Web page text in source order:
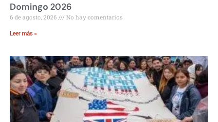
Domingo 2026
6 de agosto, 2026 No hay comentarios
Leer más »